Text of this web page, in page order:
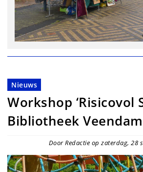
Nieuws
Workshop ‘Risicovol
Bibliotheek Veendam
Door Redactie op zaterdag, 28